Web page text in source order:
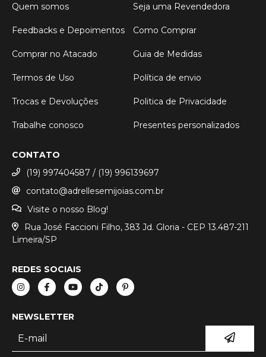
Quem somos
Seja uma Revendedora
Feedbacks e Depoimentos Como Comprar
Comprar no Atacado Guia de Medidas
Termos de Uso Política de envio
Trocas e Devoluções Politica de Privacidade
Trabalhe conosco Presentes personalizados
CONTATO
(19) 997404587 / (19) 996139697
contato@adrellesemijoias.com.br
Visite o nosso Blog!
Rua José Faccioni Filho, 383 Jd. Gloria - CEP 13.487-211
Limeira/SP
REDES SOCIAIS
NEWSLETTER